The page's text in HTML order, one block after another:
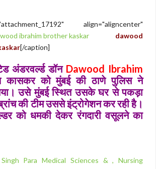
align="aligncenter"
dawood
[/caption]
अंडरवर्ल्ड डॉन Dawood Ibrahim
कासकर को मुंबई की ठाणे पुलिस ने
उसे मुंबई स्थित उसके घर से पकड़ा
की टीम उससे इंट्रोगेशन कर रही है।
को धमकी देकर रंगदारी वसूलने का